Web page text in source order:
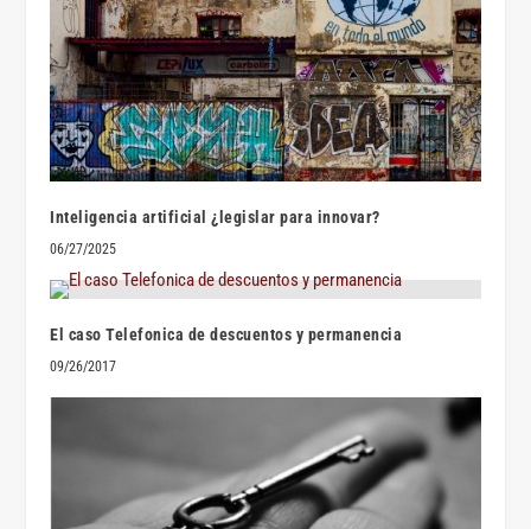
Inteligencia artificial ¿legislar para innovar?
06/27/2025
El caso Telefonica de descuentos y permanencia
09/26/2017